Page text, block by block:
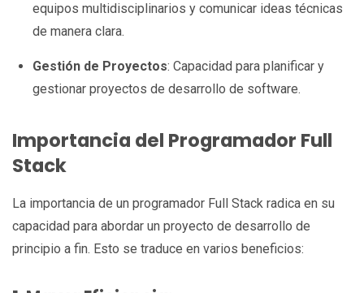
equipos multidisciplinarios y comunicar ideas técnicas
de manera clara.
Gestión de Proyectos: Capacidad para planificar y
gestionar proyectos de desarrollo de software.
Importancia del Programador Full
Stack
La importancia de un programador Full Stack radica en su
capacidad para abordar un proyecto de desarrollo de
principio a fin. Esto se traduce en varios beneficios: